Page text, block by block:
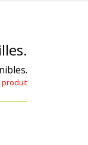
produit